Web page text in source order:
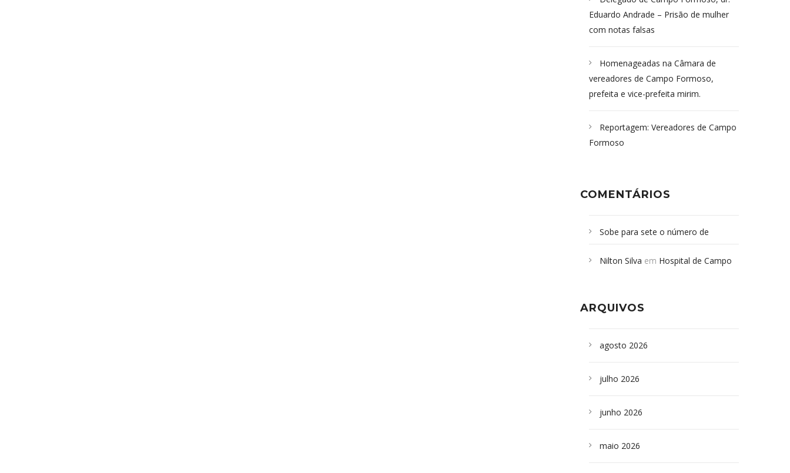
Eduardo Andrade – Prisão de mulher
com notas falsas
Homenageadas na Câmara de
vereadores de Campo Formoso,
prefeita e vice-prefeita mirim.
Reportagem: Vereadores de Campo
Formoso
COMENTÁRIOS
Sobe para sete o número de
desabamento em São Paulo - Revista
sepultados em SP
Nilton Silva em Hospital de Campo
ARQUIVOS
agosto 2026
julho 2026
junho 2026
maio 2026